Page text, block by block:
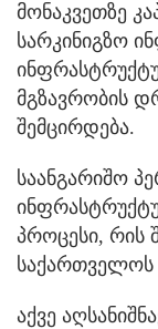
მონაკვეთზე
სარკინიგზო
მგზავრობის
შემცირდება.
საანგარიშო
პროცესი, რის
საქართველოს
აქვე